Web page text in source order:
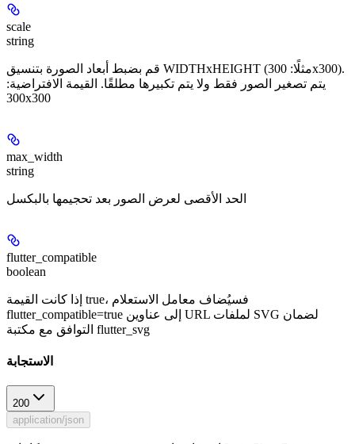
scale
string
قم بضبط أبعاد الصورة بتنسيق WIDTHxHEIGHT (مثلًا: 300x300).
يتم تصغير الصور فقط ولا يتم تكبيرها مطلقًا. القيمة الافتراضية:
300x300
max_width
string
الحد الأقصى لعرض الصور بعد تحجيمها بالبكسل
flutter_compatible
boolean
إذا كانت القيمة true، فسيُضاف معامل الاستعلام
flutter_compatible=true إلى عناوين URL لملفات SVG لضمان
التوافق مع مكتبة flutter_svg
الاستجابة
200
application/json